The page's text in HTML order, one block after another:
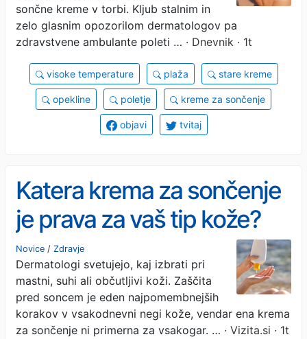
sončne kreme v torbi. Kljub stalnim in
zelo glasnim opozorilom dermatologov pa
zdravstvene ambulante poleti … · Dnevnik · 1t
visoke temperature plaža stare kreme
opekline poletje kreme za sončenje
objavi tvitaj
Katera krema za sončenje
je prava za vaš tip kože?
Novice / Zdravje
Dermatologi svetujejo, kaj izbrati pri
mastni, suhi ali občutljivi koži. Zaščita
pred soncem je eden najpomembnejših
korakov v vsakodnevni negi kože, vendar ena krema
za sončenje ni primerna za vsakogar. … · Vizita.si · 1t